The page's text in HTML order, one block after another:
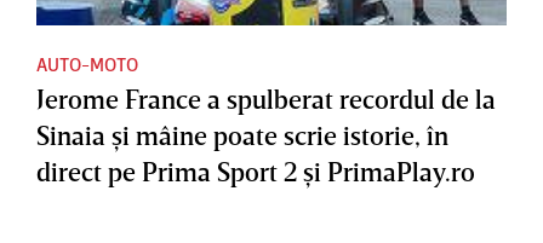
AUTO-MOTO
Jerome France a spulberat recordul de la
Sinaia şi mâine poate scrie istorie, în
direct pe Prima Sport 2 şi PrimaPlay.ro